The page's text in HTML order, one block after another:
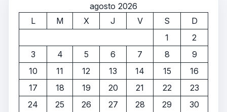
agosto 2026
L
M X J V S
D
1
2
3
4 5 6 7 8
9
10
11 12 13 14 15
16
17
18 19 20 21 22
23
24
25 26 27 28 29
30